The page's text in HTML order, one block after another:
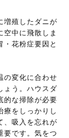
増殖したダニが
空中に飛散しま
・花粉症要因と
の変化に合わせ
ょう。ハウスダ
的な掃除が必要
療をしっかりし
、吸入を忘れが
要です。気をつ